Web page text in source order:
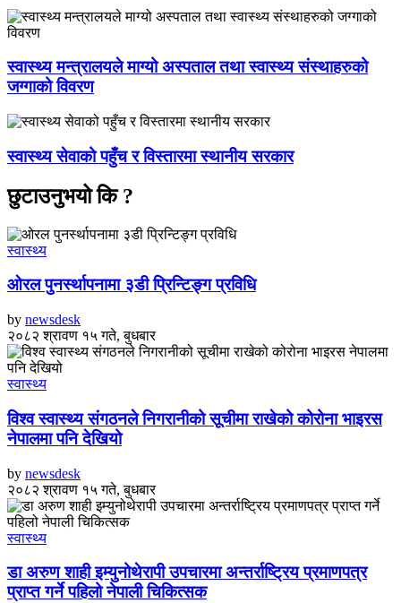
स्वास्थ्य मन्त्रालयले माग्यो अस्पताल तथा स्वास्थ्य संस्थाहरुको
जग्गाको विवरण
स्वास्थ्य सेवाको पहुँच र विस्तारमा स्थानीय सरकार
छुटाउनुभयो कि ?
स्वास्थ्य
ओरल पुनर्स्थापनामा ३डी प्रिन्टिङ्ग प्रविधि
by newsdesk
२०८२ श्रावण १५ गते, बुधबार
स्वास्थ्य
विश्व स्वास्थ्य संगठनले निगरानीको सूचीमा राखेको कोरोना भाइरस
नेपालमा पनि देखियो
by newsdesk
२०८२ श्रावण १५ गते, बुधबार
स्वास्थ्य
डा अरुण शाही इम्युनोथेरापी उपचारमा अन्तर्राष्ट्रिय प्रमाणपत्र
प्राप्त गर्ने पहिलो नेपाली चिकित्सक